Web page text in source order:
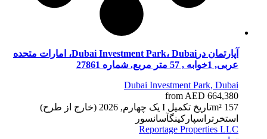
آپارتمان درDubai Investment Park، Dubai، امارات متحده
عربی, 1خوابه , 57 متر مربع. شماره 27861
Dubai Investment Park, Dubai
from AED 664,380
1 57 m² تاریخ تکمیل I یک چهارم, 2026 (خارج از طرح)
استخر تراسپارکینگآسانسور
Reportage Properties LLC